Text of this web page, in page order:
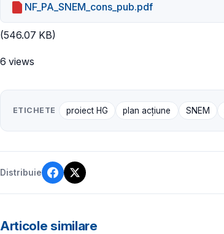
NF_PA_SNEM_cons_pub.pdf
(546.07 KB)
6 views
ETICHETE proiect HG plan acțiune SNEM
Distribuie
Articole similare